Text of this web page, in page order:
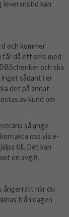
leveranstid kan
och kommer
då ett sms med
och ska
inget sådant i er
det på annat
av kund om
så ange
oss via e-
till. Det kan
en avgift.
ångerrätt när du
från dagen